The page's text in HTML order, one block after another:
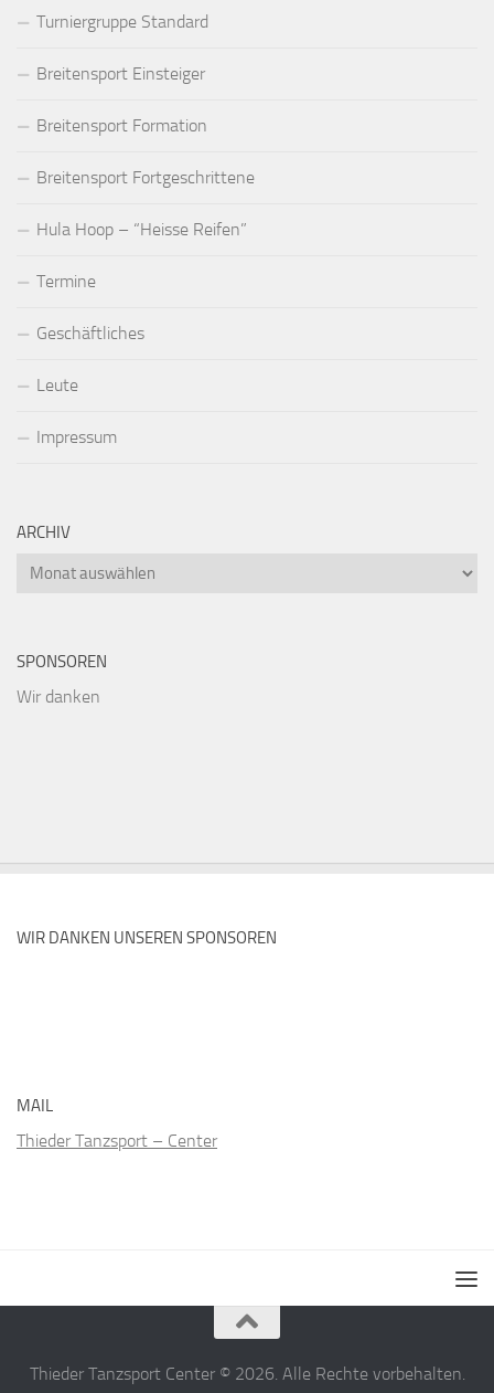
Turniergruppe Standard
Breitensport Einsteiger
Breitensport Formation
Breitensport Fortgeschrittene
Hula Hoop – “Heisse Reifen”
Termine
Geschäftliches
Leute
Impressum
ARCHIV
Archiv
SPONSOREN
Wir danken
WIR DANKEN UNSEREN SPONSOREN
MAIL
Thieder Tanzsport – Center
Thieder Tanzsport Center © 2026. Alle Rechte vorbehalten.